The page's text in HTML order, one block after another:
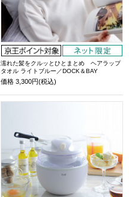
濡れた髪をクルッとひとまとめ ヘアラップ
タオル ライトブルー／DOCK＆BAY
価格 3,300円(税込)